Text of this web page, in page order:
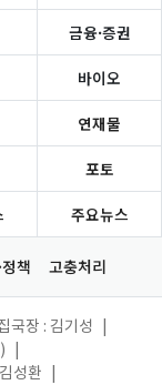
금융·증권
바이오
연재물
포토
주요뉴스
책 고충처리
국장 : 김기성
성환